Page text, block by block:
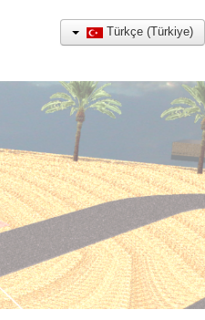
Türkçe (Türkiye)